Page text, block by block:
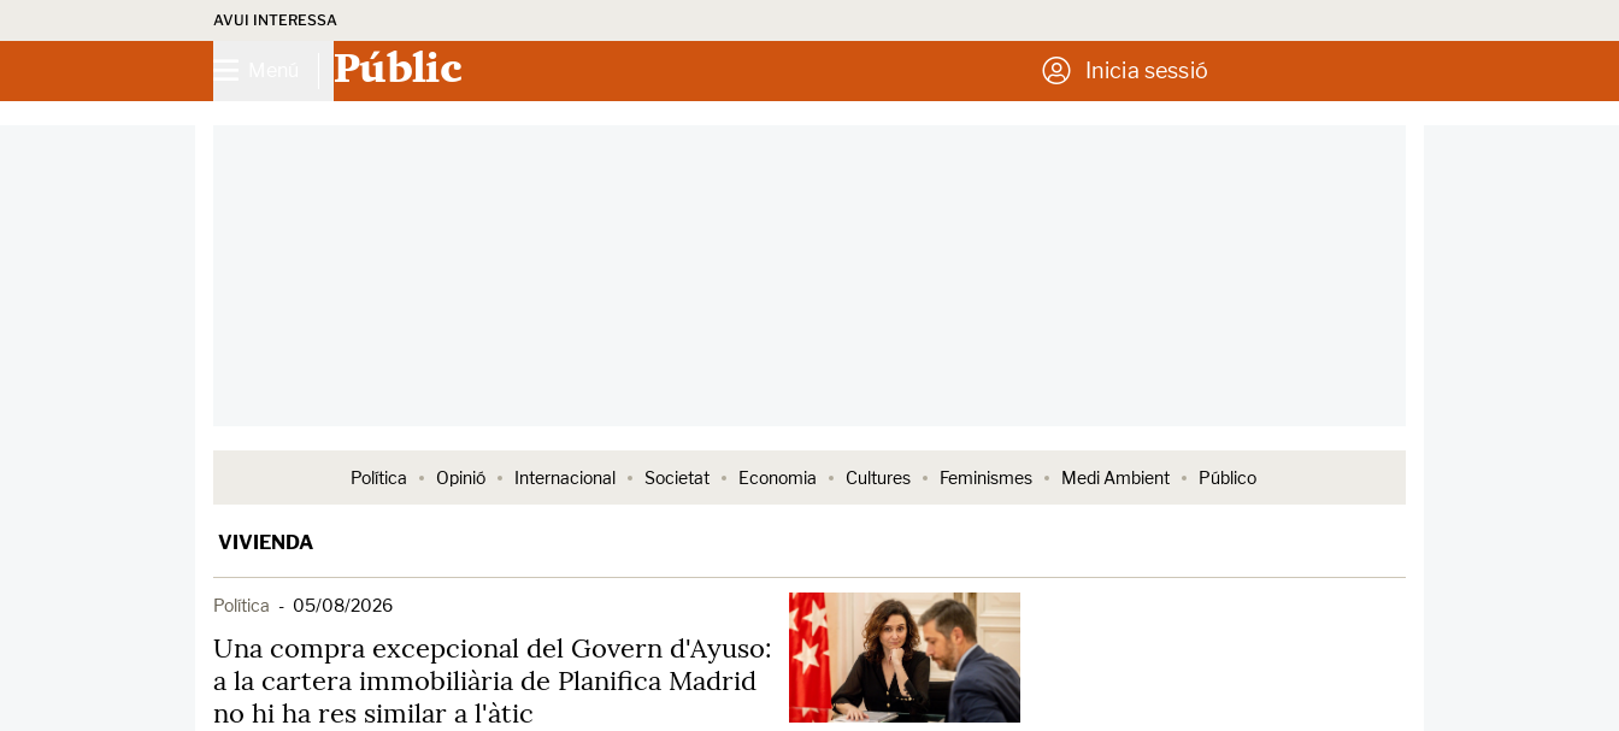
AVUI INTERESSA
Públic Inicia sessió
Política Opinió Internacional Societat Economia Cultures Feminismes Medi Ambient Público
VIVIENDA
Política - 05/08/2026
Una compra excepcional del Govern d'Ayuso:
a la cartera immobiliària de Planifica Madrid
no hi ha res similar a l'àtic